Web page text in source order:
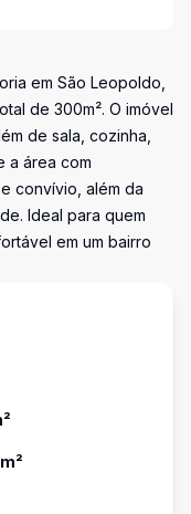
em São Leopoldo,
de 300m². O imóvel
de sala, cozinha,
a área com
convívio, além da
Ideal para quem
em um bairro
m²